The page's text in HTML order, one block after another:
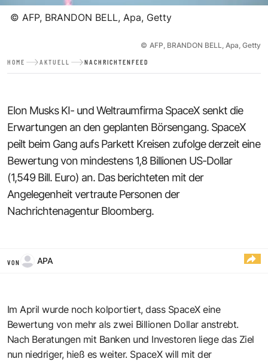
© AFP, BRANDON BELL, Apa, Getty
© AFP, BRANDON BELL, Apa, Getty
HOME AKTUELL NACHRICHTENFEED
Elon Musks KI- und Weltraumfirma SpaceX senkt die
Erwartungen an den geplanten Börsengang. SpaceX
peilt beim Gang aufs Parkett Kreisen zufolge derzeit eine
Bewertung von mindestens 1,8 Billionen US-Dollar
(1,549 Bill. Euro) an. Das berichteten mit der
Angelegenheit vertraute Personen der
Nachrichtenagentur Bloomberg.
VON APA
Im April wurde noch kolportiert, dass SpaceX eine
Bewertung von mehr als zwei Billionen Dollar anstrebt.
Nach Beratungen mit Banken und Investoren liege das Ziel
nun niedriger, hieß es weiter. SpaceX will mit der